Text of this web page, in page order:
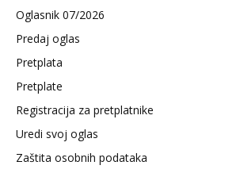
Oglasnik 07/2026
Predaj oglas
Pretplata
Pretplate
Registracija za pretplatnike
Uredi svoj oglas
Zaštita osobnih podataka